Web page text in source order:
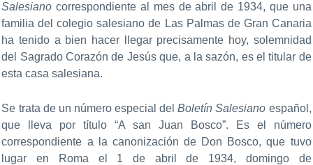
Salesiano correspondiente al mes de abril de 1934, que una
familia del colegio salesiano de Las Palmas de Gran Canaria
ha tenido a bien hacer llegar precisamente hoy, solemnidad
del Sagrado Corazón de Jesús que, a la sazón, es el titular de
esta casa salesiana.
Se trata de un número especial delBoletín Salesiano español,
que lleva por título “A san Juan Bosco”. Es el número
correspondiente a la canonización de Don Bosco, que tuvo
lugar en Roma el 1 de abril de 1934, domingo de